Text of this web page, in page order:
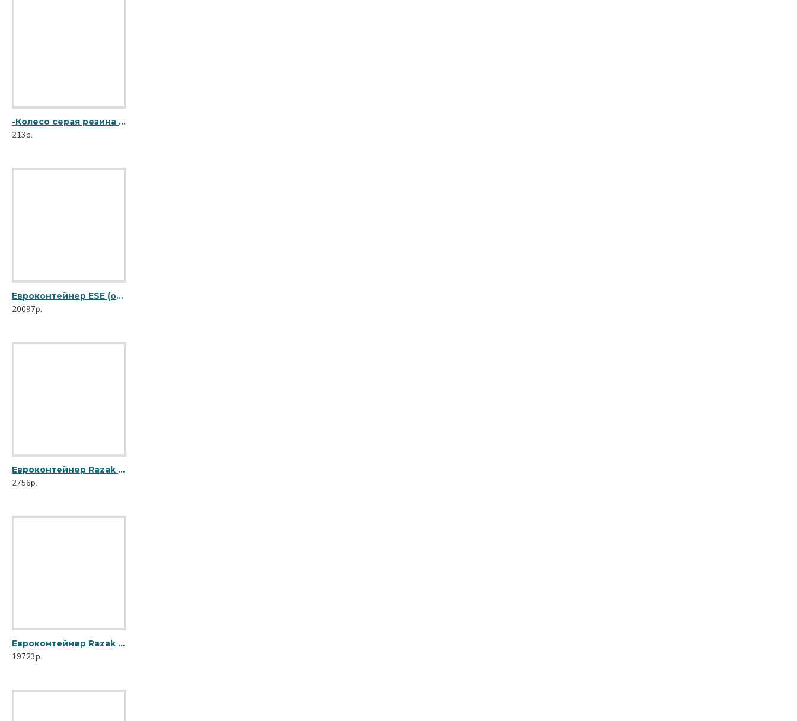
-Колесо серая резина поворотное с тормозом(металл) 50мм (R14C-1) мягкая резина 3054050М
213р.
Евроконтейнер ESE (об. 1100 л) ESE-1100
20097р.
Евроконтейнер Razak (об. 120 л) R-120
2756р.
Евроконтейнер Razak 1100 л R-1100
19723р.